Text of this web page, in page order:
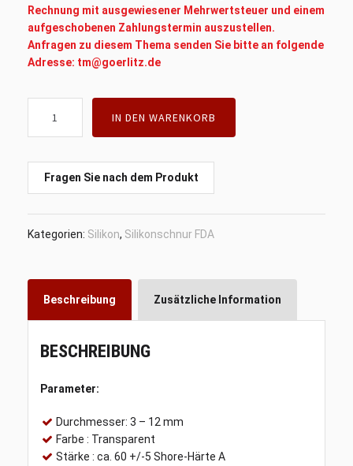
Rechnung mit ausgewiesener Mehrwertsteuer und einem
aufgeschobenen Zahlungstermin auszustellen.
Anfragen zu diesem Thema senden Sie bitte an folgende
Adresse: tm@goerlitz.de
Rundschnur
FDA,
10mm
5
Meter
IN DEN WARENKORB
Fragen Sie nach dem Produkt
Kategorien: Silikon, Silikonschnur FDA
Beschreibung Zusätzliche Information
BESCHREIBUNG
Parameter:
Durchmesser: 3 – 12 mm
Farbe : Transparent
Stärke : ca. 60 +/-5 Shore-Härte A